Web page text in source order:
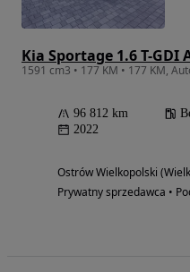
Kia Sportage 1.6 T-GDI
96 812 km
2022
Ostrów Wielkopolski
Prywatny sprzedawca •